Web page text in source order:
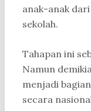
anak-anak
sekolah.
Tahapan ini
Namun
menjadi
secara